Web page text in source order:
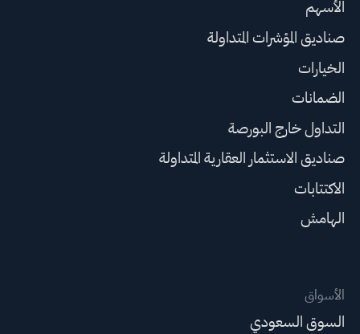
الأسهم
صناديق المؤشرات المتداولة
الخيارات
الضمانات
التداول خارج البورصة
صناديق الاستثمار العقارية المتداولة
الاكتتابات
الهامش
الأسواق
السوق السعودي